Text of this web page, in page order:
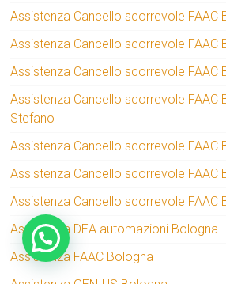
Assistenza Cancello scorrevole FAAC
Assistenza Cancello scorrevole FAAC
Assistenza Cancello scorrevole FAAC
Assistenza Cancello scorrevole FAAC
Stefano
Assistenza Cancello scorrevole FAAC
Assistenza Cancello scorrevole FAAC
Assistenza Cancello scorrevole FAAC
Assistenza DEA automazioni Bologna
Assistenza FAAC Bologna